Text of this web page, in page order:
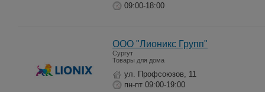
09:00-18:00
ООО "Лионикс Групп"
Сургут
Товары для дома
ул. Профсоюзов, 11
пн-пт 09:00-19:00